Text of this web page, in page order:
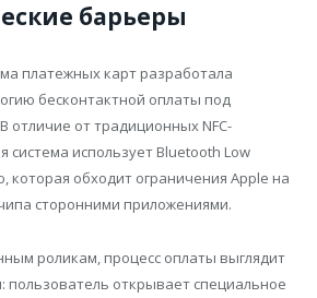
барьеры
платежных карт разработала
бесконтактной оплаты под
отличие от традиционных NFC-
система использует Bluetooth Low
которая обходит ограничения Apple на
сторонними приложениями.
роликам, процесс оплаты выглядит
пользователь открывает специальное